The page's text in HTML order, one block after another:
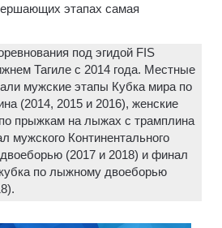
этапах самая
под эгидой FIS
Тагиле с 2014 года. Местные
мужские этапы Кубка мира по
(2014, 2015 и 2016), женские
прыжкам на лыжах с трамплина
мужского Континентального
(2017 и 2018) и финал
по лыжному двоеборью